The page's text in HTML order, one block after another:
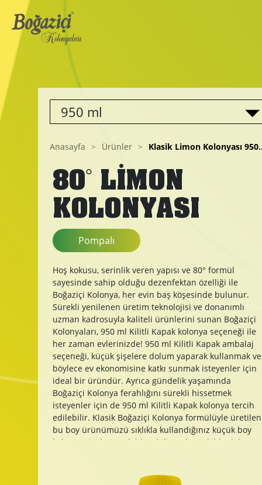
950 ml
Anasayfa > Ürünler > Klasik Limon Kolonyası 950 ml
80° LİMON
KOLONYASI
Pompalı
Hoş kokusu, serinlik veren yapısı ve 80° formül
sayesinde sahip olduğu dezenfektan özelliği ile
Boğaziçi Kolonya, her evin baş köşesinde bulunur.
Sürekli yenilenen üretim teknolojisi ve donanımlı
uzman kadrosuyla kaliteli ürünlerini sunan Boğaziçi
Kolonyaları, 950 ml Kilitli Kapak kolonya seçeneği ile
her zaman evlerinizde! 950 ml Kilitli Kapak ambalaj
seçeneği, küçük şişelere dolum yaparak kullanmak ve
böylece ev ekonomisine katkı sunmak isteyenler için
ideal bir üründür. Ayrıca gündelik yaşamında
Boğaziçi Kolonya ferahlığını sürekli hissetmek
isteyenler için de 950 ml Kilitli Kapak kolonya tercih
edilebilir. Klasik Boğaziçi Kolonya formülüyle üretilen
bu boy ürünümüzü sıklıkla kullandığınız küçük boy
kolonya şişelerine doldurabilir ve bu şekilde daha
Boğaziçi Kolonya çeşitleri, daha çok kolonya